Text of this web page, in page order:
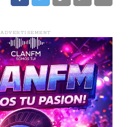
ADVERTISEMENT